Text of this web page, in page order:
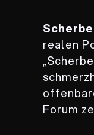
realen
Forum